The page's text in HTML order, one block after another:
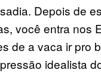
Depois de
você entra nos
de a vaca ir pro
idealista